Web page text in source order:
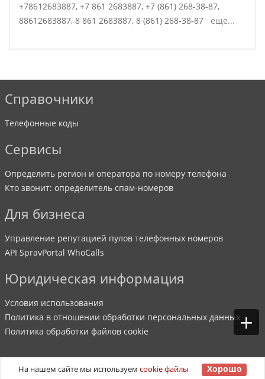
+
+78612683887, +7 861 2683887, +7 (861) 268-38-87,
88612683887, 8 861 2683887, 8 (861) 268-38-87 ещё...
Справочники
Телефонные коды
Сервисы
Определить регион и оператора по номеру телефона
Кто звонит: определитель спам-номеров
Для бизнеса
Управление репутацией пулов телефонных номеров
API SpravPortal WhoCalls
Юридическая информация
Условия использования
Политика в отношении обработки персональных данных
Политика обработки файлов cookie
©2007-2026 SpravPortal. Все права защищены.
На нашем сайте мы используемcookie файлы Хорошо